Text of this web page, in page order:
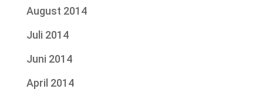
August 2014
Juli 2014
Juni 2014
April 2014